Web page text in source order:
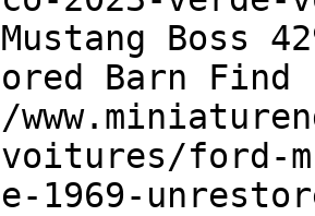
Boss
Barn
ford-
1969-